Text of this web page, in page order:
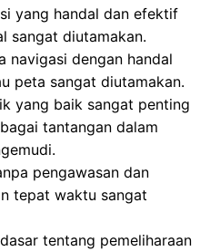
yang handal dan efektif
sangat diutamakan.
navigasi dengan handal
peta sangat diutamakan.
yang baik sangat penting
tantangan dalam
pengawasan dan
tepat waktu sangat
tentang pemeliharaan